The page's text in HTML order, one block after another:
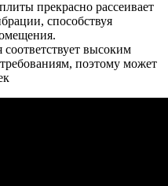
прекрасно рассеивает
способствуя
высоким
поэтому может